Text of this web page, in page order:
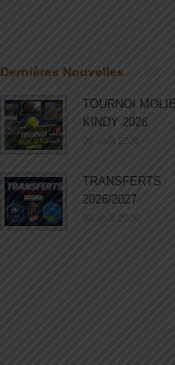
Dernières Nouvelles
TOURNOI
KINDY 2026
03 août 2026
TRANSFERTS
2026/2027
03 août 2026